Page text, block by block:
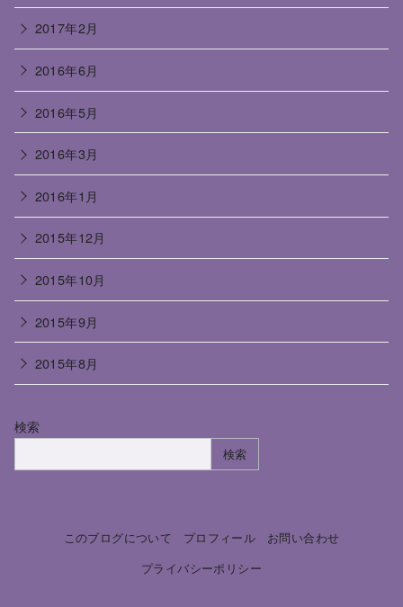
2017年2月
2016年6月
2016年5月
2016年3月
2016年1月
2015年12月
2015年10月
2015年9月
2015年8月
検索
検索
このブログについて プロフィール
お問い合わせ
プライバシーポリシー